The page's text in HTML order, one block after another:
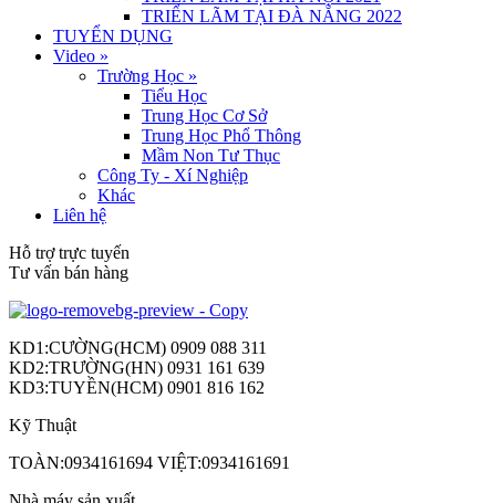
TRIỂN LÃM TẠI ĐÀ NẴNG 2022
TUYỂN DỤNG
Video »
Trường Học »
Tiểu Học
Trung Học Cơ Sở
Trung Học Phổ Thông
Mầm Non Tư Thục
Công Ty - Xí Nghiệp
Khác
Liên hệ
Hỗ trợ trực tuyến
Tư vấn bán hàng
KD1:CƯỜNG(HCM) 0909 088 311
KD2:TRƯỜNG(HN) 0931 161 639
KD3:TUYỀN(HCM) 0901 816 162
Kỹ Thuật
TOÀN:0934161694 VIỆT:0934161691